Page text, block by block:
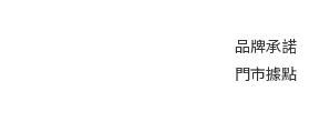
品牌承諾
門市據點